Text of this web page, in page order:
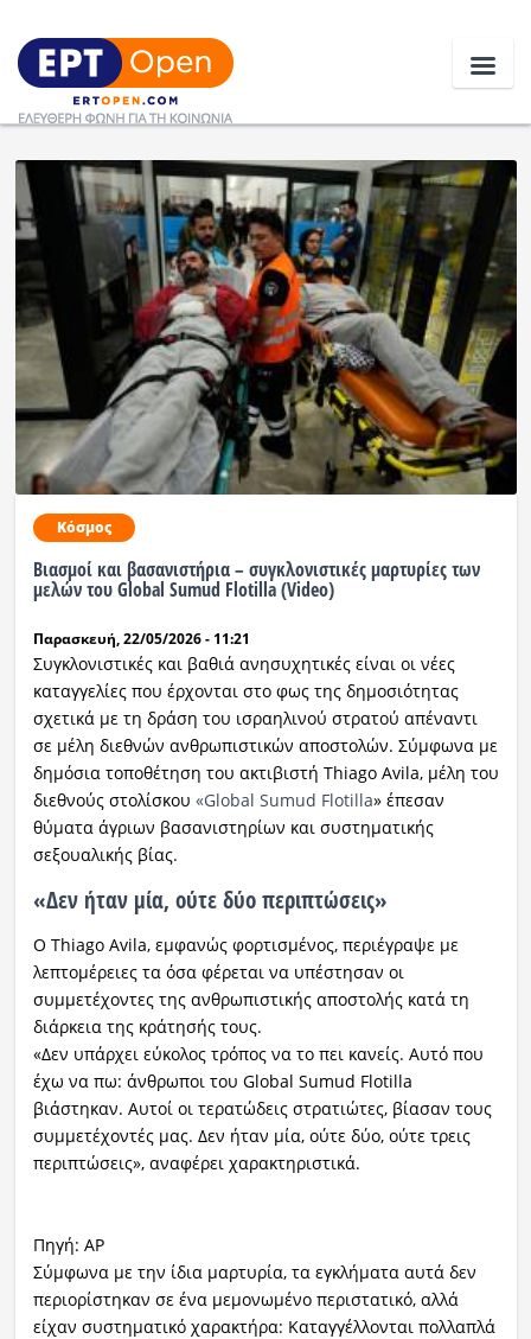
Ειδήσεις
Ελλάδα
Κοινωνία
Πολιτική
Οικονομία
Αθλητικά
Ραδιόφωνο LIVE
Εκπομπές
Πολιτισμός
Κόσμος
Βιασμοί και βασανιστήρια – συγκλονιστικές μαρτυρίες των
μελών του Global Sumud Flotilla (Video)
Παρασκευή, 22/05/2026 - 11:21
Συγκλονιστικές και βαθιά ανησυχητικές είναι οι νέες
καταγγελίες που έρχονται στο φως της δημοσιότητας
σχετικά με τη δράση του ισραηλινού στρατού απέναντι
σε μέλη διεθνών ανθρωπιστικών αποστολών. Σύμφωνα με
δημόσια τοποθέτηση του ακτιβιστή Thiago Avila, μέλη του
διεθνούς στολίσκου «Global Sumud Flotilla» έπεσαν
θύματα άγριων βασανιστηρίων και συστηματικής
σεξουαλικής βίας.
«Δεν ήταν μία, ούτε δύο περιπτώσεις»
Ο Thiago Avila, εμφανώς φορτισμένος, περιέγραψε με
λεπτομέρειες τα όσα φέρεται να υπέστησαν οι
συμμετέχοντες της ανθρωπιστικής αποστολής κατά τη
διάρκεια της κράτησής τους.
«Δεν υπάρχει εύκολος τρόπος να το πει κανείς. Αυτό που
έχω να πω: άνθρωποι του Global Sumud Flotilla
βιάστηκαν. Αυτοί οι τερατώδεις στρατιώτες, βίασαν τους
συμμετέχοντές μας. Δεν ήταν μία, ούτε δύο, ούτε τρεις
περιπτώσεις», αναφέρει χαρακτηριστικά.
Πηγή: AP
Σύμφωνα με την ίδια μαρτυρία, τα εγκλήματα αυτά δεν
περιορίστηκαν σε ένα μεμονωμένο περιστατικό, αλλά
είχαν συστηματικό χαρακτήρα: Καταγγέλλονται πολλαπλά